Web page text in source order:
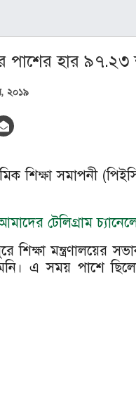
পাশের হার
২০১৯
শিক্ষা সমাপনী
টেলিগ্রাম
শিক্ষা মন্ত্রণালয়ের
এ সময় পাশে